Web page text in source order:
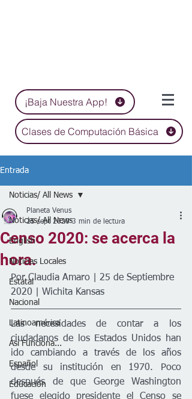
¡Baja Nuestra App!
Clases de Computación Básica
Entrada
Noticias/ All News
English
Noticias Locales
Estatal
Nacional
Latinoamérica
Así Funciona...
Español
Educación
Noticias/ All News
Censo 2020: se acerca la
hora.
Planeta Venus
25 sept 2020 3 min de lectura
Por Claudia Amaro | 25 de Septiembre
2020 | Wichita Kansas
Las necesidades de contar a los
ciudadanos de los Estados Unidos han
ido cambiando a través de los años
desde su institución en 1970. Poco
después de que George Washington
fuese elegido presidente el Censo se